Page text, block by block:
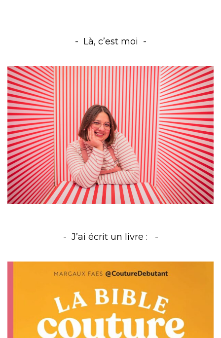
Là, c’est moi
J’ai écrit un livre :